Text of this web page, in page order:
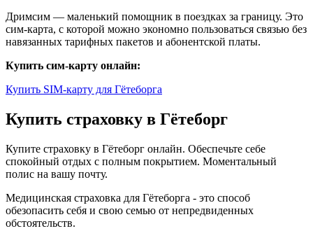
Дримсим — маленький помощник в поездках за границу. Это
сим-карта, с которой можно экономно пользоваться связью без
навязанных тарифных пакетов и абонентской платы.
Купить сим-карту онлайн:
Купить SIM-карту для Гётеборга
Купить страховку в Гётеборг
Купите страховку в Гётеборг онлайн. Обеспечьте себе
спокойный отдых с полным покрытием. Моментальный
полис на вашу почту.
Медицинская страховка для Гётеборга - это способ
обезопасить себя и свою семью от непредвиденных
обстоятельств.